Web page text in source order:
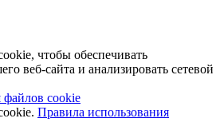
чтобы обеспечивать
веб-сайта и анализировать сетевой
файлов cookie
Правила использования